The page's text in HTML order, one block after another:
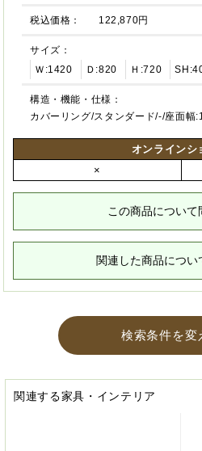
税込価格： 122,870円
サイズ：
Ｗ:1420
Ｄ:820 Ｈ:720
構造・機能・仕様：
カバーリング/スタンダード/-/座面幅
オンラインシ
×
この商品について
関連した商品につい
検索条件を変
関連する家具・インテリア